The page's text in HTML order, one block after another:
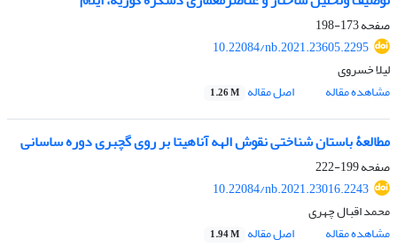
صفحه173-198
10.22084/nb.2021.23605.2295
لیلا خسروی
مشاهده مقاله
اصل مقاله 1.26 M
مطالعۀ باستان شناختی نقوش الهه آناهیتا بر روی گچبری دوره ساسانی
صفحه199-222
10.22084/nb.2021.23016.2243
محمد اقبال چهری
مشاهده مقاله
اصل مقاله 1.94 M